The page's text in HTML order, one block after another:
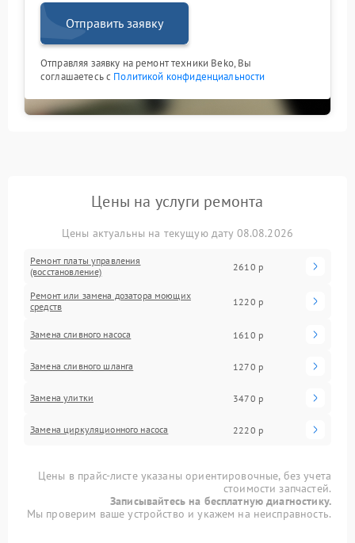
Отправить заявку
Отправляя заявку на ремонт техники Beko, Вы
соглашаетесь с Политикой конфиденциальности
Цены на услуги ремонта
Цены актуальны на текущую дату 08.08.2026
Ремонт платы управления
(восстановление)
2610 р
Ремонт или замена дозатора моющих
средств
1220 р
Замена сливного насоса 1610 р
Замена сливного шланга 1270 р
Замена улитки 3470 р
Замена циркуляционного насоса 2220 р
Цены в прайс-листе указаны ориентировочные, без учета
стоимости запчастей.
Записывайтесь на бесплатную диагностику.
Мы проверим ваше устройство и укажем на неисправность.